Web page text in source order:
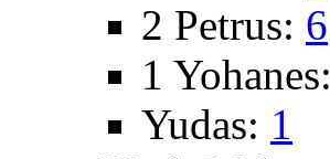
2 Petrus: 6
1 Yohanes:
Yudas: 1